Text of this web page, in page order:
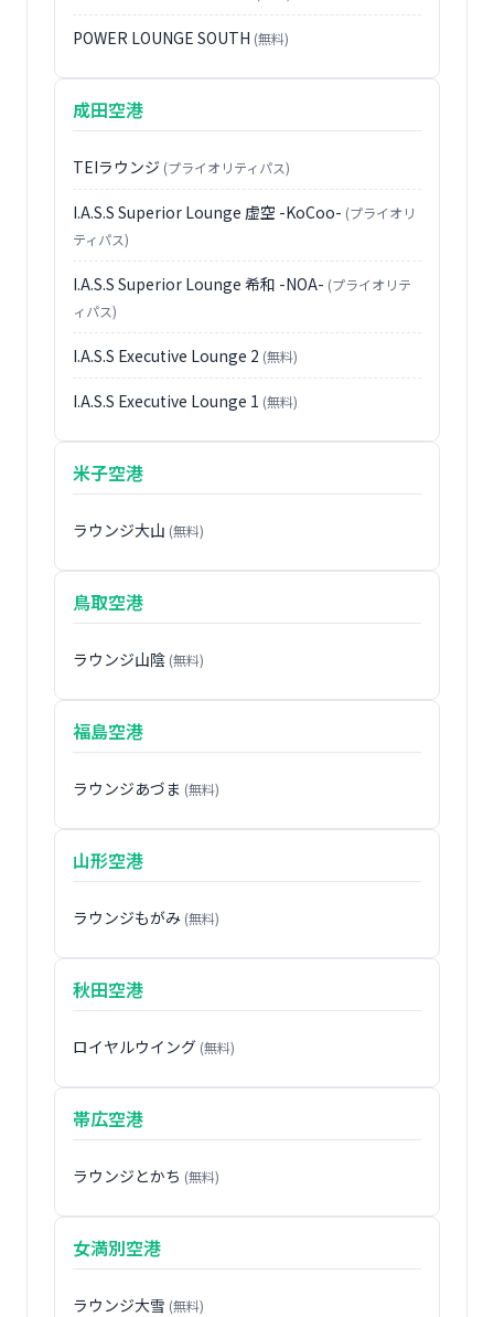
POWER LOUNGE SOUTH (無料)
成田空港
TEIラウンジ (プライオリティパス)
I.A.S.S Superior Lounge 虚空 -KoCoo- (プライオリ
ティパス)
I.A.S.S Superior Lounge 希和 -NOA- (プライオリテ
ィパス)
I.A.S.S Executive Lounge 2 (無料)
I.A.S.S Executive Lounge 1 (無料)
米子空港
ラウンジ大山 (無料)
鳥取空港
ラウンジ山陰 (無料)
福島空港
ラウンジあづま (無料)
山形空港
ラウンジもがみ (無料)
秋田空港
ロイヤルウイング (無料)
帯広空港
ラウンジとかち (無料)
女満別空港
ラウンジ大雪 (無料)